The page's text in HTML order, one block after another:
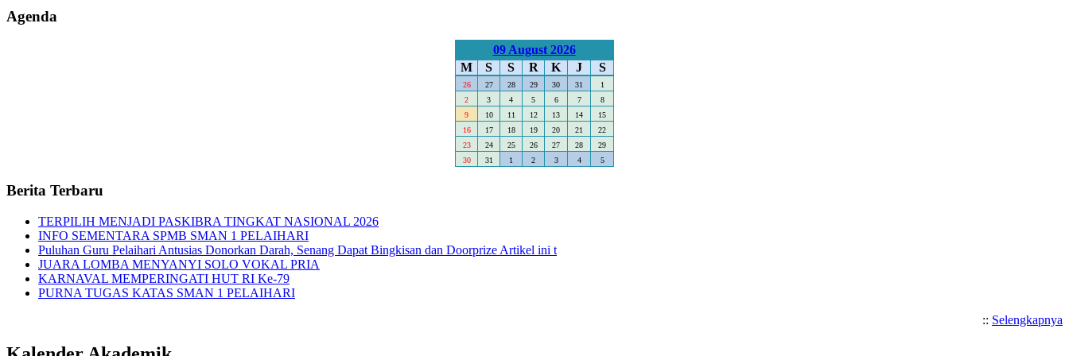
Agenda
09 August 2026
M
S S R K J S
26 27 28 29 30 31
1
2
3 4 5 6 7
8
9
10 11 12 13 14
15
16
17 18 19 20 21
22
23
24 25 26 27 28
29
30
31 1 2 3 4 5
Berita Terbaru
TERPILIH MENJADI PASKIBRA TINGKAT NASIONAL 2026
INFO SEMENTARA SPMB SMAN 1 PELAIHARI
Puluhan Guru Pelaihari Antusias Donorkan Darah, Senang Dapat Bingkisan dan Doorprize Artikel ini t
JUARA LOMBA MENYANYI SOLO VOKAL PRIA
KARNAVAL MEMPERINGATI HUT RI Ke-79
PURNA TUGAS KATAS SMAN 1 PELAIHARI
:: Selengkapnya